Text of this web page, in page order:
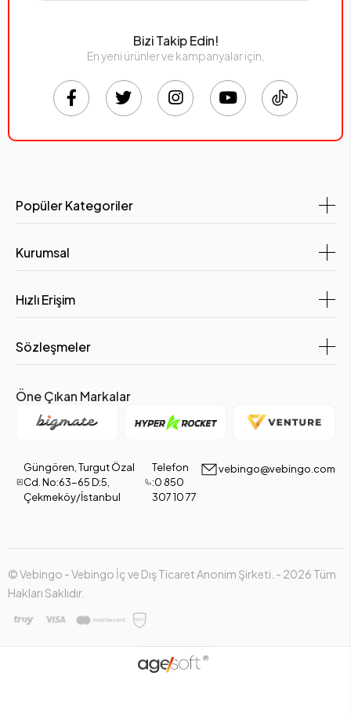
Bizi Takip Edin!
En yeni ürünler ve kampanyalar için,
Popüler Kategoriler
Kurumsal
Hızlı Erişim
Sözleşmeler
Öne Çıkan Markalar
Güngören, Turgut Özal
Cd. No:63-65 D:5,
Çekmeköy/İstanbul
Telefon
:0 850
307 10 77
vebingo@vebingo.com
© Vebingo - Vebingo İç ve Dış Ticaret Anonim Şirketi. - 2026 Tüm
Hakları Saklıdır.